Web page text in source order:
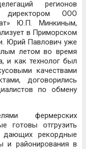
регионов
директором ООО
Ю.П. Минкиным,
в Приморском
Юрий Павлович уже
летом во время
и как технолог был
качествами
договорились
по обмену
фермерских
готовы отгрузить
дающих рекордные
и районирования в